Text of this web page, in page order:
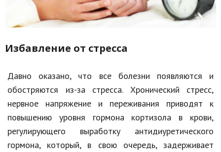
Избавление от стресса
Давно оказано, что все болезни появляются и
обостряются из-за стресса. Хронический стресс,
нервное напряжение и переживания приводят к
повышению уровня гормона кортизола в крови,
регулирующего выработку антидиуретического
гормона, который, в свою очередь, задерживает